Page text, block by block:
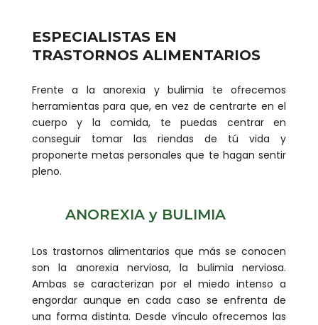
ESPECIALISTAS EN
TRASTORNOS ALIMENTARIOS
Frente a la anorexia y bulimia te ofrecemos
herramientas para que, en vez de centrarte en el
cuerpo y la comida, te puedas centrar en
conseguir tomar las riendas de tú vida y
proponerte metas personales que te hagan sentir
pleno.
ANOREXIA y BULIMIA
Los trastornos alimentarios que más se conocen
son la anorexia nerviosa, la bulimia nerviosa.
Ambas se caracterizan por el miedo intenso a
engordar aunque en cada caso se enfrenta de
una forma distinta. Desde vínculo ofrecemos las